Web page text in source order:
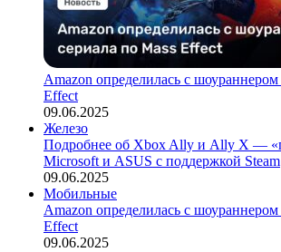
Amazon определилась с шоураннером
Effect
09.06.2025
Железо
Подробнее об Xbox Ally и Ally X —
Microsoft и ASUS с поддержкой Steam
09.06.2025
Мобильные
Amazon определилась с шоураннером
Effect
09.06.2025